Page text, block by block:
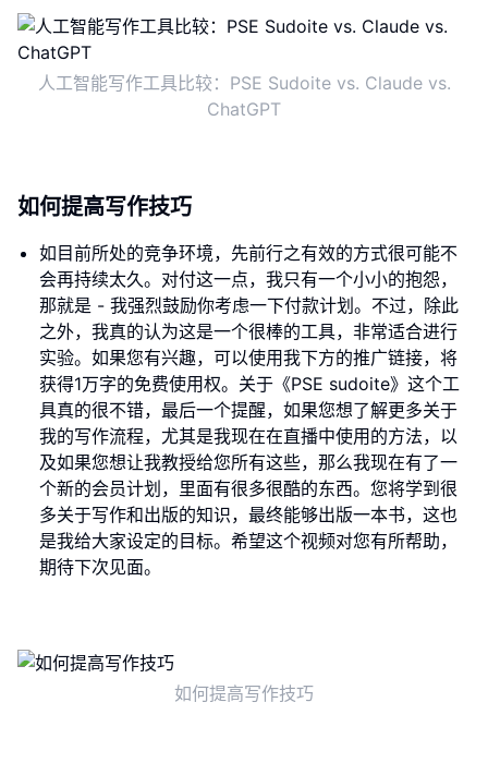
人工智能写作工具比较：PSE Sudoite vs. Claude vs.
ChatGPT
如何提高写作技巧
如目前所处的竞争环境，先前行之有效的方式很可能不
会再持续太久。对付这一点，我只有一个小小的抱怨，
那就是 - 我强烈鼓励你考虑一下付款计划。不过，除此
之外，我真的认为这是一个很棒的工具，非常适合进行
实验。如果您有兴趣，可以使用我下方的推广链接，将
获得1万字的免费使用权。关于《PSE sudoite》这个工
具真的很不错，最后一个提醒，如果您想了解更多关于
我的写作流程，尤其是我现在在直播中使用的方法，以
及如果您想让我教授给您所有这些，那么我现在有了一
个新的会员计划，里面有很多很酷的东西。您将学到很
多关于写作和出版的知识，最终能够出版一本书，这也
是我给大家设定的目标。希望这个视频对您有所帮助，
期待下次见面。
如何提高写作技巧